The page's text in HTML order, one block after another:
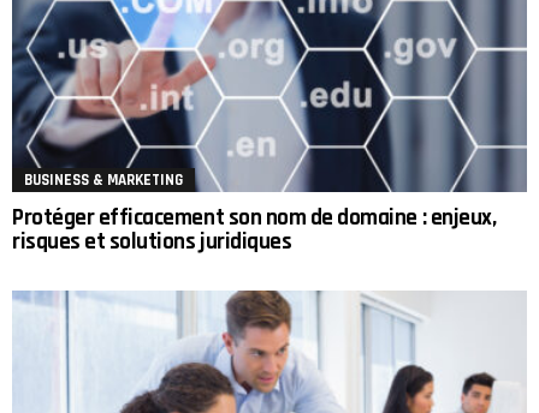
BUSINESS & MARKETING
Protéger efficacement son nom de domaine : enjeux,
risques et solutions juridiques